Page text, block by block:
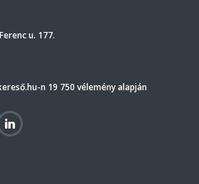
u. 177.
n 19 750 vélemény alapján